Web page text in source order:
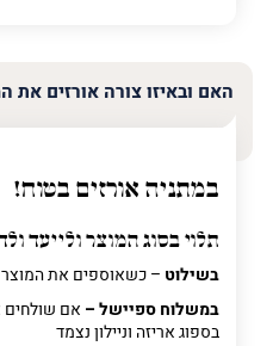
האם ובאיזו צורה אורזים את
במתניה אורזים בטוח!
תלוי בסוג המוצר ולייעד
בשילוט – כשאוספים את המוצר
במשלוח ספיישל – אם שולחים
בספוג אריזה וניילון נצמד